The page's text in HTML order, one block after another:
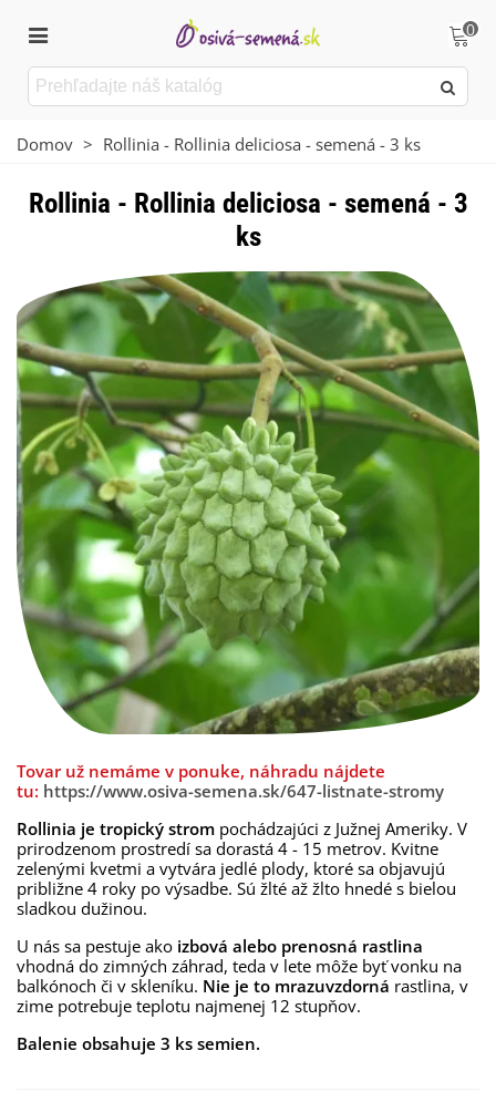
0
Domov > Rollinia - Rollinia deliciosa - semená - 3 ks
Rollinia - Rollinia deliciosa - semená - 3
ks
Tovar už nemáme v ponuke, náhradu nájdete
tu: https://www.osiva-semena.sk/647-listnate-stromy
Rollinia je tropický strom pochádzajúci z Južnej Ameriky. V
prirodzenom prostredí sa dorastá 4 - 15 metrov. Kvitne
zelenými kvetmi a vytvára jedlé plody, ktoré sa objavujú
približne 4 roky po výsadbe. Sú žlté až žlto hnedé s bielou
sladkou dužinou.
U nás sa pestuje ako izbová alebo prenosná rastlina
vhodná do zimných záhrad, teda v lete môže byť vonku na
balkónoch či v skleníku. Nie je to mrazuvzdorná rastlina, v
zime potrebuje teplotu najmenej 12 stupňov.
Balenie obsahuje 3 ks semien.